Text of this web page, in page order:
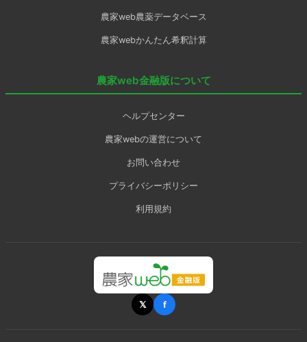
農家web農薬データベース
農家webかんたん希釈計算
農家web金融版について
ヘルプセンター
農家webの運営について
お問い合わせ
プライバシーポリシー
利用規約
𝕏 f